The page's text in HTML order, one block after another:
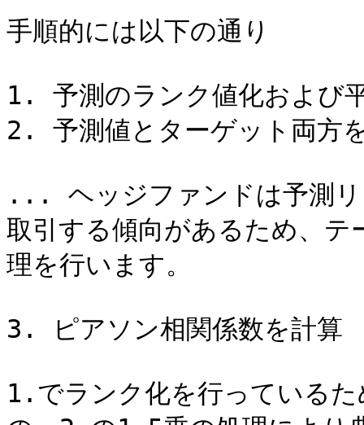
手順的には以下の通り
1. 予測のランク値化および
2. 予測値とターゲット両方
... ヘッジファンドは予測リ
取引する傾向があるため、
理を行います。
3. ピアソン相関係数を計算
1.でランク化を行っている